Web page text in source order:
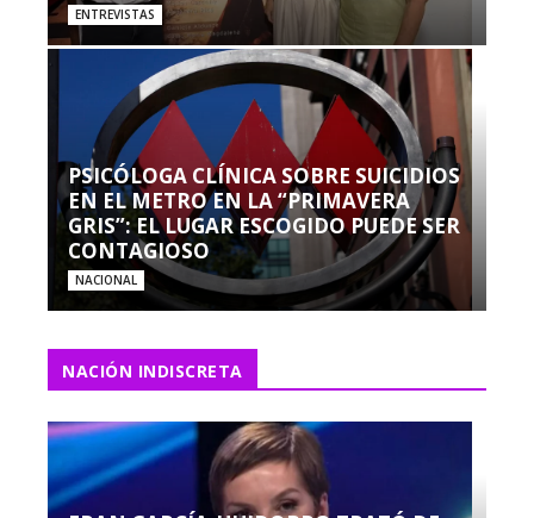
ENTREVISTAS
PSICÓLOGA CLÍNICA SOBRE SUICIDIOS
EN EL METRO EN LA “PRIMAVERA
GRIS”: EL LUGAR ESCOGIDO PUEDE SER
CONTAGIOSO
NACIONAL
NACIÓN INDISCRETA